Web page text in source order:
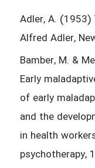
Adler, A.
Alfred Adler,
Bamber, M. &
Early
of early
and the
in health
psychotherapy,